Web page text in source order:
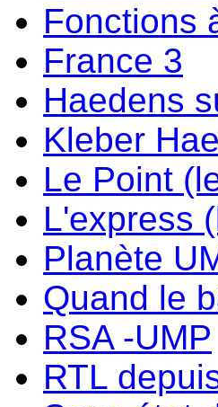
Fonctions
France 3
Haedens
Kleber
Le Point
L'express
Planète
Quand le
RSA -UMP
RTL